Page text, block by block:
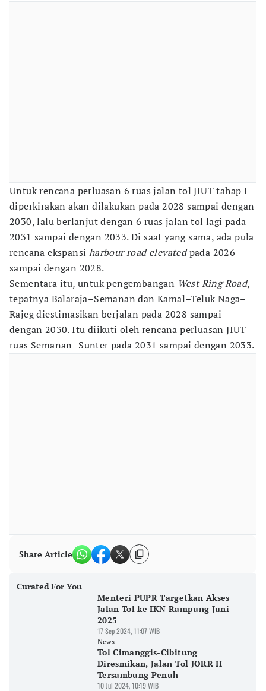
Untuk rencana perluasan 6 ruas jalan tol JIUT tahap I
diperkirakan akan dilakukan pada 2028 sampai dengan
2030, lalu berlanjut dengan 6 ruas jalan tol lagi pada
2031 sampai dengan 2033. Di saat yang sama, ada pula
rencana ekspansi harbour road elevatedpada 2026
sampai dengan 2028.
Sementara itu, untuk pengembangan West Ring Road,
tepatnya Balaraja–Semanan dan Kamal–Teluk Naga–
Rajeg diestimasikan berjalan pada 2028 sampai
dengan 2030. Itu diikuti oleh rencana perluasan JIUT
ruas Semanan–Sunter pada 2031 sampai dengan 2033.
Share Article
Curated For You
Menteri PUPR Targetkan Akses
Jalan Tol ke IKN Rampung Juni
2025
17 Sep 2024, 11:07 WIB
News
Tol Cimanggis-Cibitung
Diresmikan, Jalan Tol JORR II
Tersambung Penuh
10 Jul 2024, 10:19 WIB